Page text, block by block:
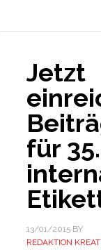
Jetzt
für 35.
13/01/2015BY
REDAKTION